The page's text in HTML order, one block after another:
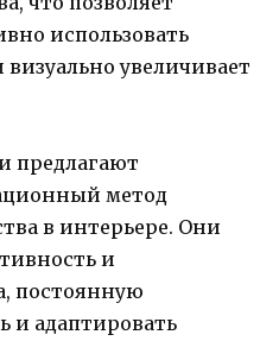
использовать
увеличивает
предлагают
метод
в интерьере. Они
и
постоянную
и адаптировать